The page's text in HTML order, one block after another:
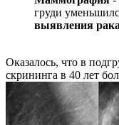
груди
выявления
Оказалось, что в
скрининга в 40 лет